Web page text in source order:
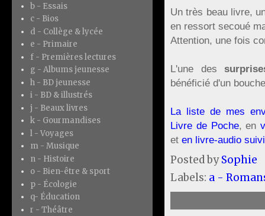
Un très beau livre,
en ressort secoué
Attention, une fois
L'une des
bénéficié d'un
La liste de mes
Livre de Poche, en
et en livre-audio
Posted bySophie
Labels: a -
b - Essais
c - Bios
d - Collège & lycée
e - Primaire
f - Premières lectures
g - Albums jeunesse
h - BD jeunesse
i - BD & illustrés
j - Beaux livres
k - Gourmandises
l - Voyages
m - Musique
n - Histoire
o - Bien-être & sport
p - Écologie
q- Éducation
r - Théâtre